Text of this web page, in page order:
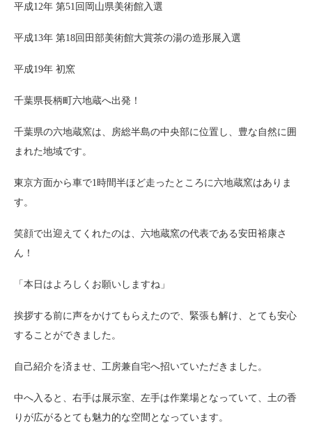
平成12年 第51回岡山県美術館入選
平成13年 第18回田部美術館大賞茶の湯の造形展入選
平成19年 初窯
千葉県長柄町六地蔵へ出発！
千葉県の六地蔵窯は、房総半島の中央部に位置し、豊な自然に囲
まれた地域です。
東京方面から車で1時間半ほど走ったところに六地蔵窯はありま
す。
笑顔で出迎えてくれたのは、六地蔵窯の代表である安田裕康さ
ん！
「本日はよろしくお願いしますね」
挨拶する前に声をかけてもらえたので、緊張も解け、とても安心
することができました。
自己紹介を済ませ、工房兼自宅へ招いていただきました。
中へ入ると、右手は展示室、左手は作業場となっていて、土の香
りが広がるとても魅力的な空間となっています。